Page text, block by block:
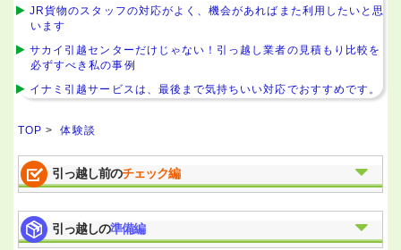
JR貨物のスタッフの対応がよく、機会があればまた利用したいと思
います
サカイ引越センターだけじゃない！引っ越し業者の見積もり比較を
必ずすべき私の事例
イナミ引越サービスは、最後まで気持ちいい対応でおすすめです。
TOP >体験談
引っ越し前のチェック編
引っ越しの準備編